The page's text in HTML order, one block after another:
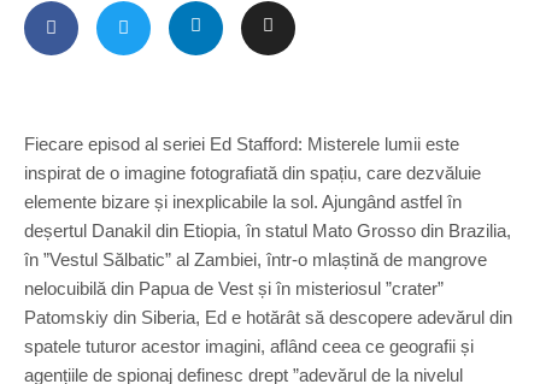
Fiecare episod al seriei Ed Stafford: Misterele lumii este
inspirat de o imagine fotografiată din spațiu, care dezvăluie
elemente bizare și inexplicabile la sol. Ajungând astfel în
deșertul Danakil din Etiopia, în statul Mato Grosso din Brazilia,
în ”Vestul Sălbatic” al Zambiei, într-o mlaștină de mangrove
nelocuibilă din Papua de Vest și în misteriosul ”crater”
Patomskiy din Siberia, Ed e hotărât să descopere adevărul din
spatele tuturor acestor imagini, aflând ceea ce geografii și
agențiile de spionaj definesc drept ”adevărul de la nivelul